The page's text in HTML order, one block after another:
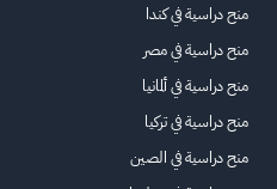
منح دراسية في كندا
منح دراسية في مصر
منح دراسية في ألمانيا
منح دراسية في تركيا
منح دراسية في الصين